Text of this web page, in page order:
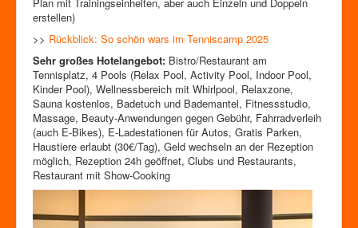
erstellen)
>> Rückblick: So schön wars im Tenniscamp 2025
Sehr großes Hotelangebot: Bistro/Restaurant am
Tennisplatz, 4 Pools (Relax Pool, Activity Pool, Indoor Pool,
Kinder Pool), Wellnessbereich mit Whirlpool, Relaxzone,
Sauna kostenlos, Badetuch und Bademantel, Fitnessstudio,
Massage, Beauty-Anwendungen gegen Gebühr, Fahrradverleih
(auch E-Bikes), E-Ladestationen für Autos, Gratis Parken,
Haustiere erlaubt (30€/Tag), Geld wechseln an der Rezeption
möglich, Rezeption 24h geöffnet, Clubs und Restaurants,
Restaurant mit Show-Cooking